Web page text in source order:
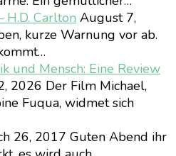
Carlton August 7,
kurze Warnung vor ab.
und Mensch: Eine Review
2026 Der Film Michael,
Fuqua, widmet sich
26, 2017 Guten Abend ihr